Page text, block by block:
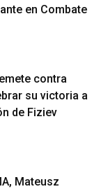
en Combate
contra
su victoria a
de Fiziev
Mateusz